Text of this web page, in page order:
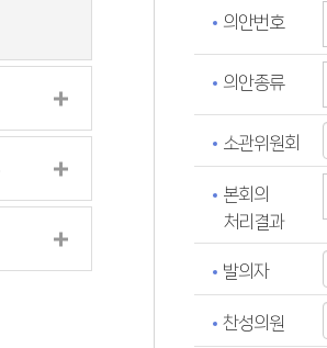
의안번호
의안종류
소관위원회
본회의
처리결과
발의자
찬성의원